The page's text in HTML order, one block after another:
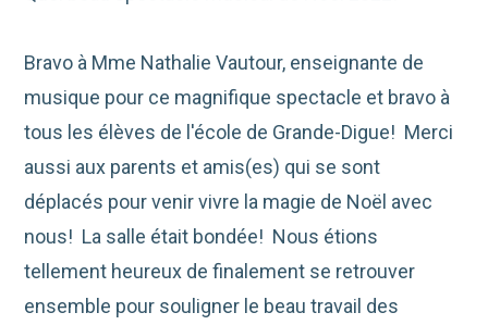
Bravo à Mme Nathalie Vautour, enseignante de
musique pour ce magnifique spectacle et bravo à
tous les élèves de l'école de Grande-Digue! Merci
aussi aux parents et amis(es) qui se sont
déplacés pour venir vivre la magie de Noël avec
nous! La salle était bondée! Nous étions
tellement heureux de finalement se retrouver
ensemble pour souligner le beau travail des